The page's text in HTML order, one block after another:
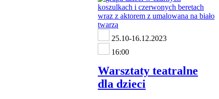
25.10-16.12.2023
16:00
Warsztaty teatralne
dla dzieci